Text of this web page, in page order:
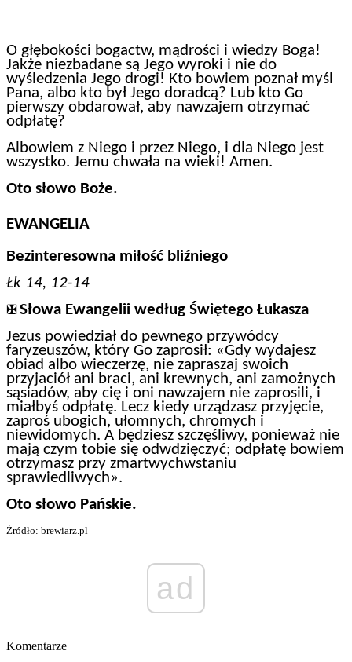
O głębokości bogactw, mądrości i wiedzy Boga!
Jakże niezbadane są Jego wyroki i nie do
wyśledzenia Jego drogi! Kto bowiem poznał myśl
Pana, albo kto był Jego doradcą? Lub kto Go
pierwszy obdarował, aby nawzajem otrzymać
odpłatę?
Albowiem z Niego i przez Niego, i dla Niego jest
wszystko. Jemu chwała na wieki! Amen.
Oto słowo Boże.
EWANGELIA
Bezinteresowna miłość bliźniego
Łk 14, 12-14
✠ Słowa Ewangelii według Świętego Łukasza
Jezus powiedział do pewnego przywódcy
faryzeuszów, który Go zaprosił: «Gdy wydajesz
obiad albo wieczerzę, nie zapraszaj swoich
przyjaciół ani braci, ani krewnych, ani zamożnych
sąsiadów, aby cię i oni nawzajem nie zaprosili, i
miałbyś odpłatę. Lecz kiedy urządzasz przyjęcie,
zaproś ubogich, ułomnych, chromych i
niewidomych. A będziesz szczęśliwy, ponieważ nie
mają czym tobie się odwdzięczyć; odpłatę bowiem
otrzymasz przy zmartwychwstaniu
sprawiedliwych».
Oto słowo Pańskie.
Źródło: brewiarz.pl
ad
Komentarze